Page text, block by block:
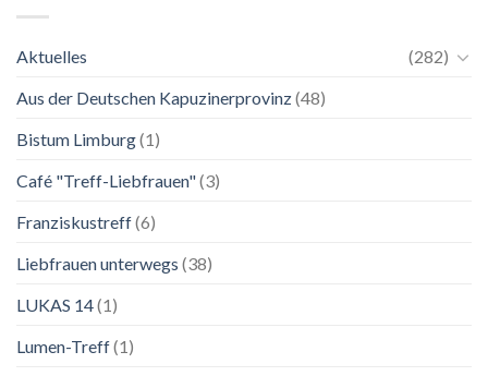
Ausstellung
Aktuelles
(282)
Aus der Deutschen Kapuzinerprovinz(48)
Bistum Limburg(1)
Café "Treff-Liebfrauen"(3)
Franziskustreff(6)
Liebfrauen unterwegs (38)
LUKAS 14(1)
Lumen-Treff(1)